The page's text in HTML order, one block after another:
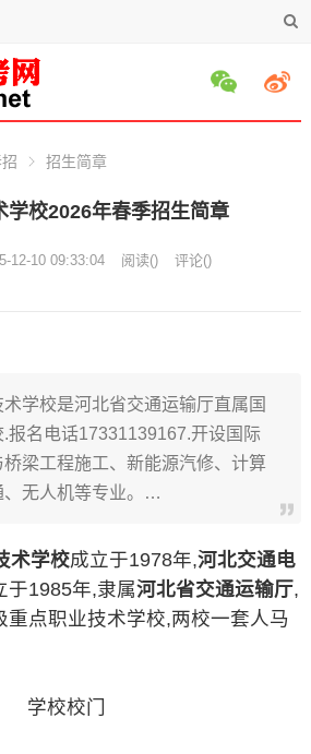
招生简章
学校2026年春季招生简章
12-10 09:33:04 阅读() 评论()
学校是河北省交通运输厅直属国
报名电话17331139167.开设国际
梁工程施工、新能源汽修、计算
、无人机等专业。…
术学校成立于1978年,河北交通电
于1985年,隶属河北省交通运输厅,
重点职业技术学校,两校一套人马
学校校门